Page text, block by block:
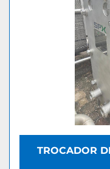
TROCADOR